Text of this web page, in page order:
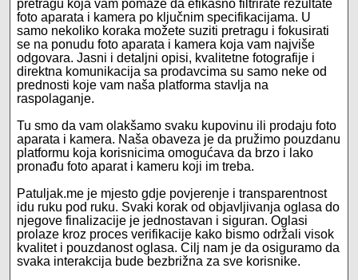
pretragu koja vam pomaže da efikasno filtrirate rezultate
foto aparata i kamera po ključnim specifikacijama. U
samo nekoliko koraka možete suziti pretragu i fokusirati
se na ponudu foto aparata i kamera koja vam najviše
odgovara. Jasni i detaljni opisi, kvalitetne fotografije i
direktna komunikacija sa prodavcima su samo neke od
prednosti koje vam naša platforma stavlja na
raspolaganje.
Tu smo da vam olakšamo svaku kupovinu ili prodaju foto
aparata i kamera. Naša obaveza je da pružimo pouzdanu
platformu koja korisnicima omogućava da brzo i lako
pronađu foto aparat i kameru koji im treba.
Patuljak.me je mjesto gdje povjerenje i transparentnost
idu ruku pod ruku. Svaki korak od objavljivanja oglasa do
njegove finalizacije je jednostavan i siguran. Oglasi
prolaze kroz proces verifikacije kako bismo održali visok
kvalitet i pouzdanost oglasa. Cilj nam je da osiguramo da
svaka interakcija bude bezbrižna za sve korisnike.